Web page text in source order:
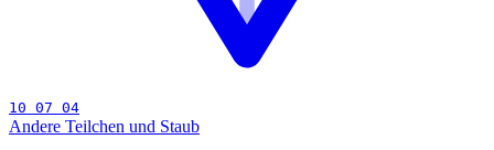
10 07 04
Andere Teilchen und Staub